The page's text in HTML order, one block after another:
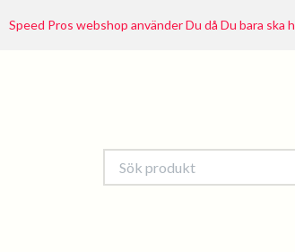
Speed Pros webshop använder Du då Du bara